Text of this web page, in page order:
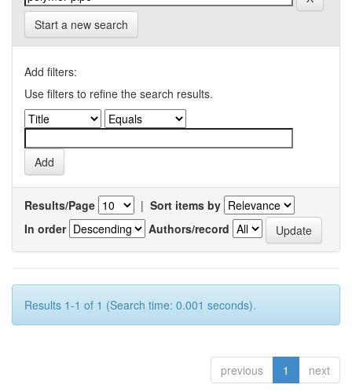
Start a new search
Add filters:
Use filters to refine the search results.
Results/Page | Sort items by
In order
Authors/record
Results 1-1 of 1 (Search time: 0.001 seconds).
previous 1 next